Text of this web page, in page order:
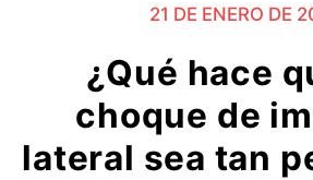
21 DE ENERO DE
¿Qué hace
choque de
lateral sea tan